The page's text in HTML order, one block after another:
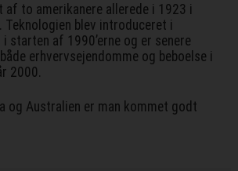
af to amerikanere allerede i 1923 i
Teknologien blev introduceret i
starten af 1990’erne og er senere
erhvervsejendomme og beboelse i
2000.
og Australien er man kommet godt